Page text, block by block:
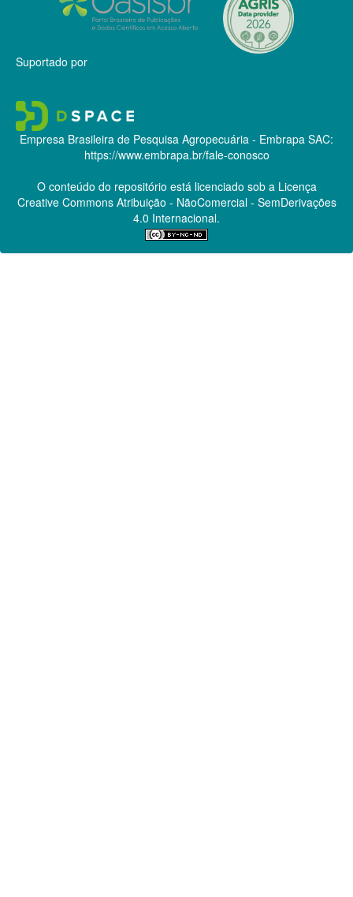
Suportado por
Empresa Brasileira de Pesquisa Agropecuária - Embrapa SAC:
https://www.embrapa.br/fale-conosco
O conteúdo do repositório está licenciado sob a Licença
Creative CommonsAtribuição - NãoComercial - SemDerivações
4.0 Internacional.